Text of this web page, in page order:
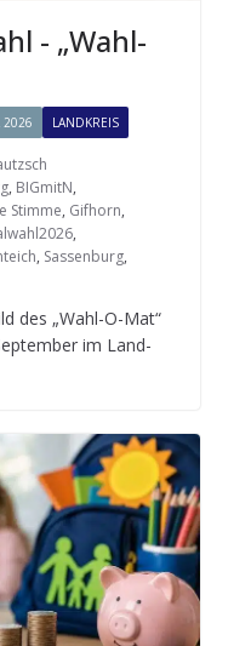
- „Wahl-
2026 LANDKREIS
, BIGmitN,
Stimme, Gifhorn,
,
, Sassenburg,
des „Wahl-O-Mat“
im Land­